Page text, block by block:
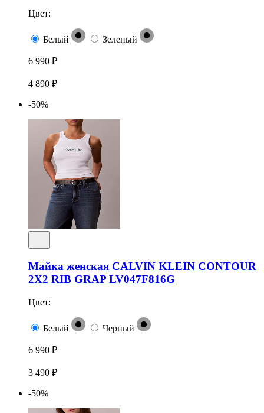
Цвет:
Белый Зеленый
6 990 ₽
4 890 ₽
-50%
Майка женская CALVIN KLEIN CONTOUR
2X2 RIB GRAP LV047F816G
Цвет:
Белый Черный
6 990 ₽
3 490 ₽
-50%